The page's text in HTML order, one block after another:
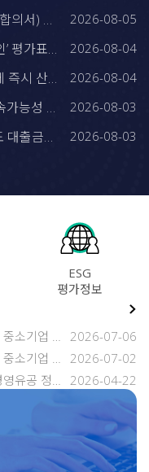
건설업종 표준하도급계약서(직접지급합의서) 개정 2026-08-05
세계 시장에 통하는 ‘한국형 에코디자인’ 평가표준 만든다 2026-08-04
"지게차 위 노동자 추락" A 식자재 업체 즉시 산안-노동 합동 기획감독 착수 2026-08-04
기후부, 바이오·헬스 업계와 맞손… 지속가능성 공시 대응 체계 구축 본격화 2026-08-03
안전경영 우수기업, 민간 금융권에서도 대출금리 2.1%p 감면받는다 2026-08-03
ESG
평가정보
[경기도경제과학진흥원] 2026년 경기도 중소기업 ESG 경영 컨설팅(에코바디스) 참여기업 3차 모집 공고 2026-07-06
[경기도경제과학진흥원] 2026년 경기도 중소기업 ESG진단평가 및 개선지원 참여기업 모집 2026-07-02
[응모 신청기간 연장]2026년 지속가능경영유공 정부포상 모집공고 2026-04-22